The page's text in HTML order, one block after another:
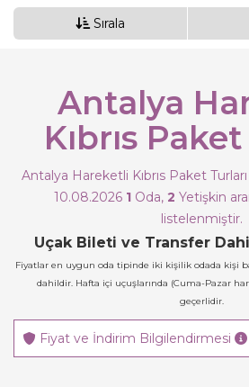
Sırala
Antalya
Kıbrıs
Antalya Hareketli Kıbrıs Paket
10.08.2026 1Oda, 2 Yetişkin
listelenmiştir.
Uçak Bileti ve Transfer
Fiyatlar en uygun oda tipinde iki kişilik odada kişi
dahildir. Hafta içi uçuşlarında (Cuma-Pazar
geçerlidir.
Fiyat ve İndirim Bilgilendirmesi